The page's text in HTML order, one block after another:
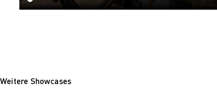
Weitere Showcases